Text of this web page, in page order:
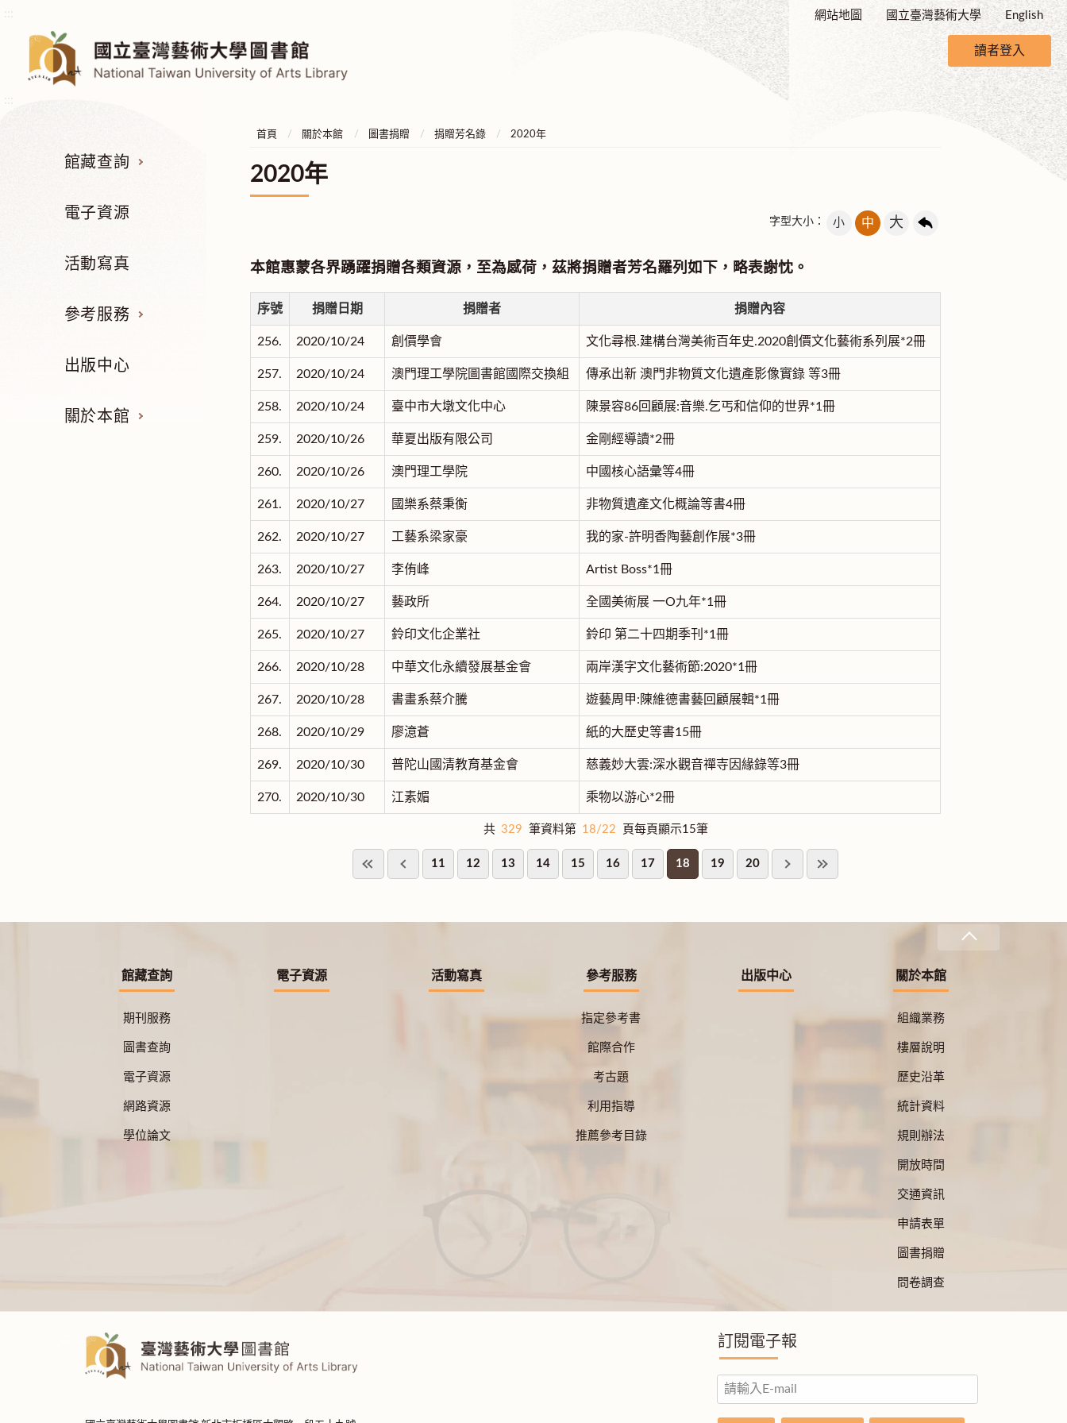
網站地圖 國立臺灣藝術大學 English
讀者登入
館藏查詢
電子資源
活動寫真
參考服務
出版中心
關於本館
首頁 關於本館 圖書捐贈 捐贈芳名錄 2020年
2020年
字型大小： 小 中 大
本館惠蒙各界踴躍捐贈各類資源，至為感荷，茲將捐贈者芳名羅列如下，略表謝忱。
序號 捐贈日期 捐贈者 捐贈內容
256. 2020/10/24 創價學會 文化尋根.建構台灣美術百年史.2020創價文化藝術系列展*2冊
257. 2020/10/24 澳門理工學院圖書館國際交換組 傳承出新 澳門非物質文化遺產影像實錄 等3冊
258. 2020/10/24 臺中市大墩文化中心 陳景容86回顧展:音樂.乞丐和信仰的世界*1冊
259. 2020/10/26 華夏出版有限公司 金剛經導讀*2冊
260. 2020/10/26 澳門理工學院 中國核心語彙等4冊
261. 2020/10/27 國樂系蔡秉衡 非物質遺產文化概論等書4冊
262. 2020/10/27 工藝系梁家豪 我的家-許明香陶藝創作展*3冊
263. 2020/10/27 李侑峰 Artist Boss*1冊
264. 2020/10/27 藝政所 全國美術展 一O九年*1冊
265. 2020/10/27 鈴印文化企業社 鈴印 第二十四期季刊*1冊
266. 2020/10/28 中華文化永續發展基金會 兩岸漢字文化藝術節:2020*1冊
267. 2020/10/28 書畫系蔡介騰 遊藝周甲:陳維德書藝回顧展輯*1冊
268. 2020/10/29 廖澺蒼 紙的大歷史等書15冊
269. 2020/10/30 普陀山國清教育基金會 慈義妙大雲:深水觀音禪寺因緣錄等3冊
270. 2020/10/30 江素媚 乘物以游心*2冊
共 329 筆資料第 18/22 頁每頁顯示15筆
11 12 13 14 15 16 17 18 19 20
館藏查詢
期刊服務
圖書查詢
電子資源
網路資源
學位論文
電子資源 活動寫真 參考服務
指定參考書
館際合作
考古題
利用指導
推薦參考目錄
出版中心 關於本館
組織業務
樓層說明
歷史沿革
統計資料
規則辦法
開放時間
交通資訊
申請表單
圖書捐贈
問卷調查
訂閱電子報